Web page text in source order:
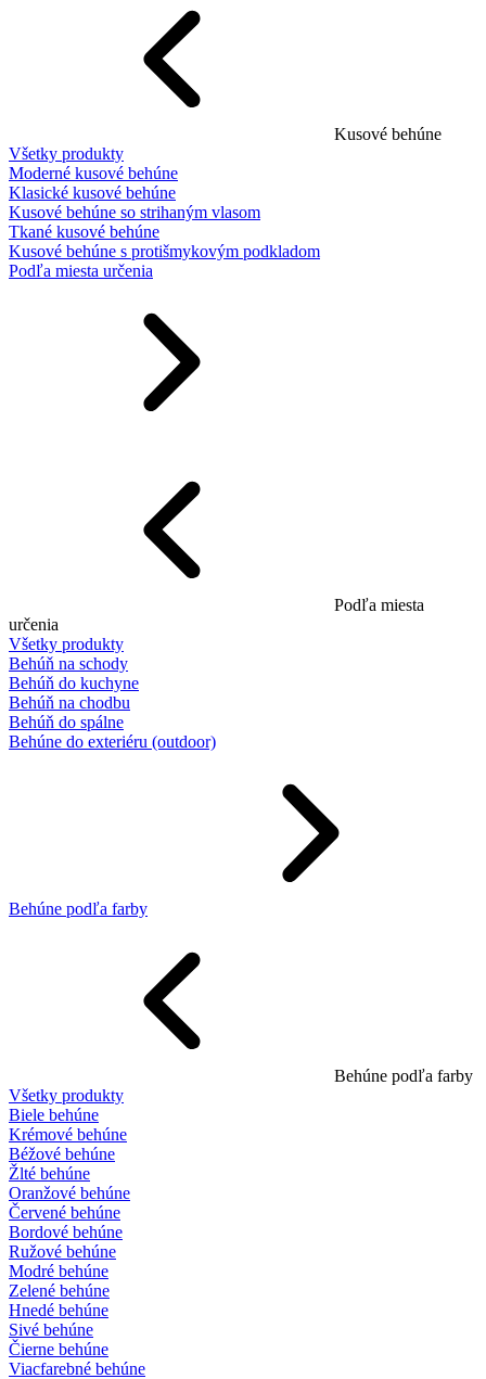
Kusové behúne
Všetky produkty
Moderné kusové behúne
Klasické kusové behúne
Kusové behúne so strihaným vlasom
Tkané kusové behúne
Kusové behúne s protišmykovým podkladom
Podľa miesta určenia
Podľa miesta
určenia
Všetky produkty
Behúň na schody
Behúň do kuchyne
Behúň na chodbu
Behúň do spálne
Behúne do exteriéru (outdoor)
Behúne podľa farby
Behúne podľa farby
Všetky produkty
Biele behúne
Krémové behúne
Béžové behúne
Žlté behúne
Oranžové behúne
Červené behúne
Bordové behúne
Ružové behúne
Modré behúne
Zelené behúne
Hnedé behúne
Sivé behúne
Čierne behúne
Viacfarebné behúne